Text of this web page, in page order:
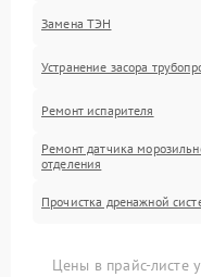
Замена ТЭН
Устранение засора
Ремонт испарителя
Ремонт датчика
отделения
Прочистка дренажной
Цены в прайс-листе